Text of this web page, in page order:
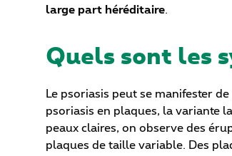
large part héréditaire.
Quels sont les
Le psoriasis peut se manifester
psoriasis en plaques, la variante
peaux claires, on observe des
plaques de taille variable. Des